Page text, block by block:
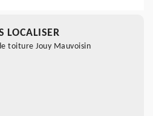
LOCALISER
toiture Jouy Mauvoisin